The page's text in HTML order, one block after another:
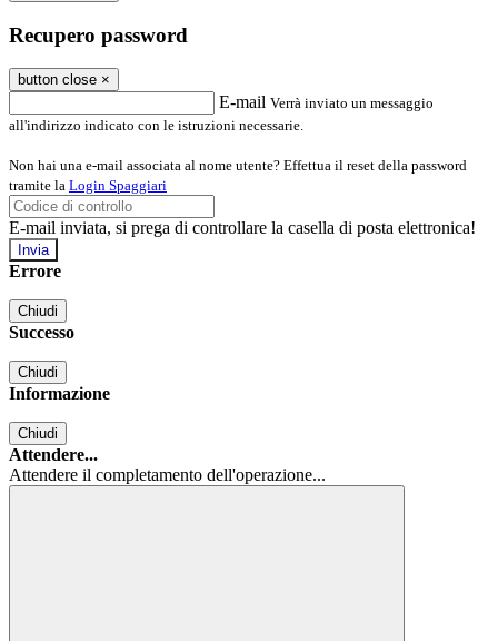
Recupero password
button close ×
E-mail Verrà inviato un messaggio
all'indirizzo indicato con le istruzioni necessarie.
Non hai una e-mail associata al nome utente? Effettua il reset della password
tramite la Login Spaggiari
E-mail inviata, si prega di controllare la casella di posta elettronica!
Errore
Chiudi
Successo
Chiudi
Informazione
Chiudi
Attendere...
Attendere il completamento dell'operazione...